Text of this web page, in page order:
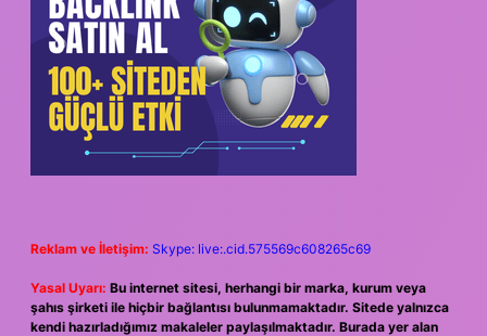
Reklam ve İletişim: Skype: live:.cid.575569c608265c69
Yasal Uyarı: Bu internet sitesi, herhangi bir marka, kurum veya
şahıs şirketi ile hiçbir bağlantısı bulunmamaktadır. Sitede yalnızca
kendi hazırladığımız makaleler paylaşılmaktadır. Burada yer alan